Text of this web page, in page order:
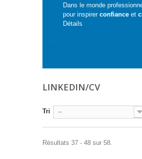
Dans le monde
pour inspirer confiance et
Détails
LINKEDIN/CV
Tri --
Résultats 37 - 48 sur 58.